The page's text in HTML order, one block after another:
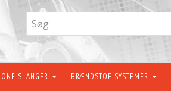
SLANGER BRÆNDSTOF SYSTEMER